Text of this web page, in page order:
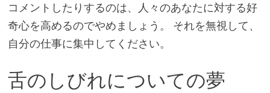
コメントしたりするのは、人々のあなたに対する好
奇心を高めるのでやめましょう。 それを無視して、
自分の仕事に集中してください。
舌のしびれについての夢